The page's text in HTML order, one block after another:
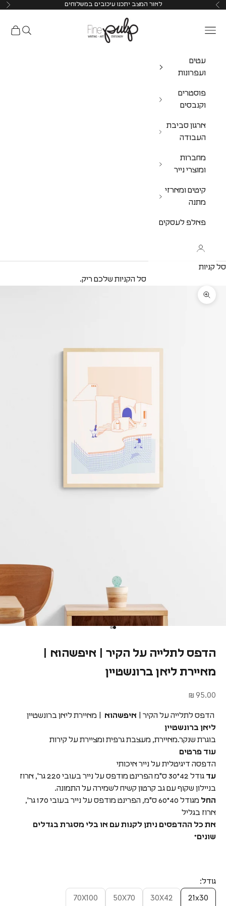
לאור המצב יתכנו עיכובים במשלוחים
Pulp Shop
עטים
ועפרונות
פוסטרים
וקנבסים
ארגון סביבת
העבודה
מחברות
ומוצרי נייר
קיטים ומארזי
מתנה
פאלפ לעסקים
סל קניות
סל הקניות שלכם ריק.
הדפס לתלייה על הקיר | איפשהוא |
מאיירת ליאן ברונשטיין
מחיר מבצע
95.00 ₪
הדפס לתלייה על הקיר | איפשהוא | מאיירת ליאן ברונשטיין
ליאן ברונשטיין
בוגרת שנקר.מאיירת, מעצבת גרפית ומציירת על קירות
עוד פרטים
הדפסה דיגיטלית על נייר איכותי
עד
גודל 42*30 ס"מ הפרינט מודפס על נייר בעובי 220 גר', ארוז
בניילון שקוף עם גב קרטון קשיח לשמירה על התמונה.
החל
מגודל 40*60 ס"מ, הפרינט מודפס על נייר בעובי 170 גר',
ארוז בגליל
את כל ההדפסים ניתן לקנות עם או בלי מסגרת בגדלים
שונים*
גודל:
21x30
30X42
50X70
70X100